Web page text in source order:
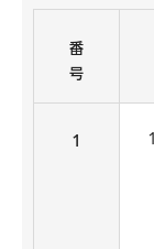
番
号
1